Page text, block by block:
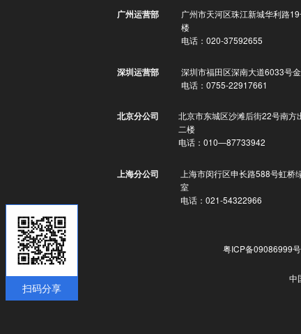
扫码分享
广州运营部
广州市天河区珠江新城华利路
楼
电话：020-37592655
深圳运营部
深圳市福田区深南大道6033号
电话：0755-22917661
北京分公司
北京市东城区沙滩后街22号南方
二楼
电话：010—87733942
上海分公司
上海市闵行区申长路588号虹桥
室
电话：021-54322966
粤ICP备09086999号
中